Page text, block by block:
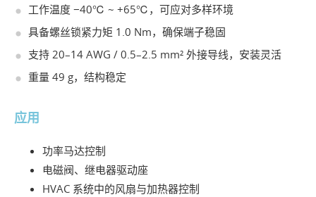
工作温度 −40℃ ~ +65℃，可应对多样环境
具备螺丝锁紧力矩 1.0 Nm，确保端子稳固
支持 20–14 AWG / 0.5–2.5 mm² 外接导线，安装灵活
重量 49 g，结构稳定
应用
功率马达控制
电磁阀、继电器驱动座
HVAC 系统中的风扇与加热器控制